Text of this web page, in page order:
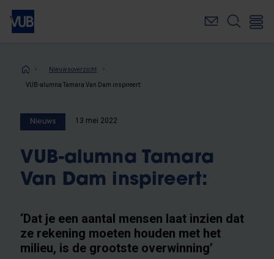
Overslaan
naar
inhoudKruimelpad
Nieuwsoverzicht
VUB-alumna Tamara Van Dam inspireert:
Nieuws 13 mei 2022
VUB-alumna Tamara
Van Dam inspireert:
‘Dat je een aantal mensen laat inzien dat
ze rekening moeten houden met het
milieu, is de grootste overwinning’